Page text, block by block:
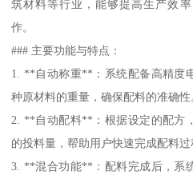
筑材料等行业，能够提高生产效
作。
### 主要功能与特点：
1. **自动称重**：系统配备高精度
种原材料的重量，确保配料的准确性
2. **自动配料**：根据设定的配方
的投料量，帮助用户快速完成配料过
3. **混合功能**：配料完成后，系